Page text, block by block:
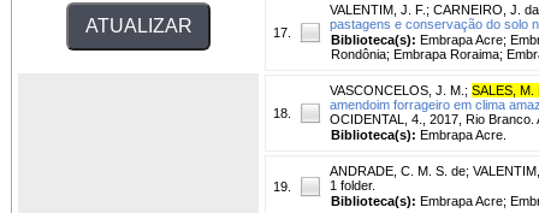
17.
VALENTIM, J. F. ; CARNEIRO, J.
pastagens e conservação do solo
Biblioteca(s): Embrapa Acre;
Rondônia; Embrapa Roraima;
18.
VASCONCELOS, J. M. ; SALES, M.
amendoim forrageiro em clima
OCIDENTAL, 4., 2017, Rio
Biblioteca(s): Embrapa Acre.
19.
ANDRADE, C. M. S. de;
1 folder.
Biblioteca(s): Embrapa Acre;